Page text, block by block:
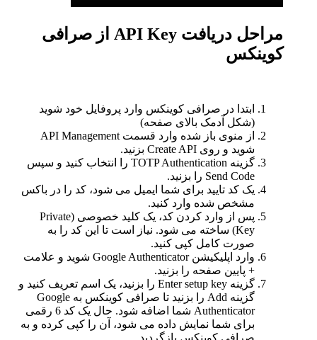
مراحل دریافت API Key از صرافی
کوینکس
ابتدا در صرافی کوینکس وارد پروفایل خود شوید
(شکل آدمک بالای صفحه)
از منوی باز شده وارد قسمت API Management
شوید و روی Create API بزنید.
گزینه TOTP Authentication را انتخاب کنید و سپس
Send Code را بزنید.
یک کد تایید برای شما ایمیل می شود، کد را در باکس
مشخص شده وارد کنید.
پس از وارد کردن کد، یک کلید خصوصی (Private
Key) ساخته می شود. نیاز است تا این کد را به
صورت کامل کپی کنید.
وارد اپلیکیشن Google Authenticator شوید و علامت
+ پایین صفحه را بزنید.
گزینه Enter setup key را بزنید، یک اسم تعریف کنید و
گزینه Add را بزنید تا صرافی کوینکس به Google
Authenticator شما اضافه شود. حال یک کد 6 رقمی
برای شما نمایش داده می شود، آن را کپی کرده و به
صرافی کوینکس بازگردید.